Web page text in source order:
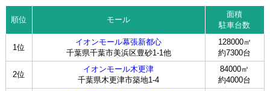
順位 モール
面積
駐車台数
1位
イオンモール幕張新都心
千葉県千葉市美浜区豊砂1-1他
128000㎡
約7300台
2位
イオンモール木更津
千葉県木更津市築地1-4
84000㎡
約4000台